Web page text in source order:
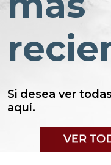
Si desea ver
aquí.
VER TODAS